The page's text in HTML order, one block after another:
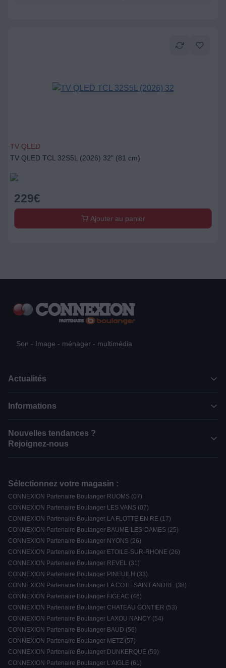
TV QLED
TV QLED TCL 32S5L (2026) 32" (81 cm)
229€
Ajouter au panier
Son - Image - ménager - multimédia
Actualités
Informations
Nouvelles tendances ?
Rejoignez-nous
Sélectionnez votre magasin :
CONNEXION Partenaire Boulanger RUOMS (07)
CONNEXION Partenaire Boulanger LES VANS (07)
CONNEXION Partenaire Boulanger LA FLOTTE EN RE (17)
CONNEXION Partenaire Boulanger BAUME-LES-DAMES (25)
CONNEXION Partenaire Boulanger NYONS (26)
CONNEXION Partenaire Boulanger ETOILE-SUR-RHONE (26)
CONNEXION Partenaire Boulanger REVEL (31)
CONNEXION Partenaire Boulanger PINEUILH (33)
CONNEXION Partenaire Boulanger LA COTE SAINT ANDRE (38)
CONNEXION Partenaire Boulanger FIGEAC (46)
CONNEXION Partenaire Boulanger CHATEAU GONTIER (53)
CONNEXION Partenaire Boulanger LAXOU NANCY (54)
CONNEXION Partenaire Boulanger BAUD (56)
CONNEXION Partenaire Boulanger METZ (57)
CONNEXION Partenaire Boulanger DUNKERQUE (59)
CONNEXION Partenaire Boulanger L'AIGLE (61)